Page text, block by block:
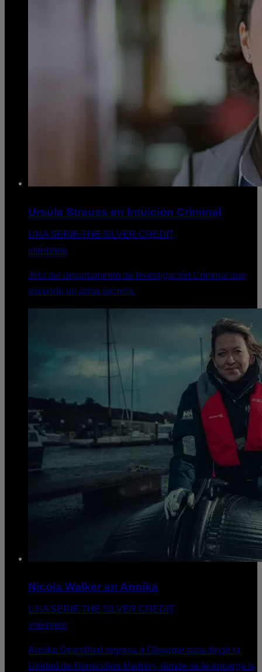
Ursula Strauss en Intuición Criminal
UNA SERIE THE SILVER CREDIT
intérprete
Jefa del departamento de Investigación Criminal que
esconde un arma secreta.
Nicola Walker en Annika
UNA SERIE THE SILVER CREDIT
intérprete
Annika Strandhed regresa a Glasgow para dirigir la
Unidad de Homicidios Marinos, donde se le encarga la